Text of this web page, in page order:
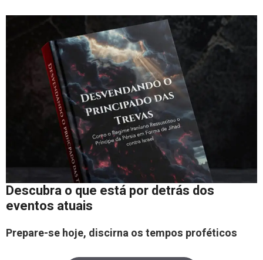
Descubra o que está por detrás dos
eventos atuais
Prepare-se hoje, discirna os tempos proféticos